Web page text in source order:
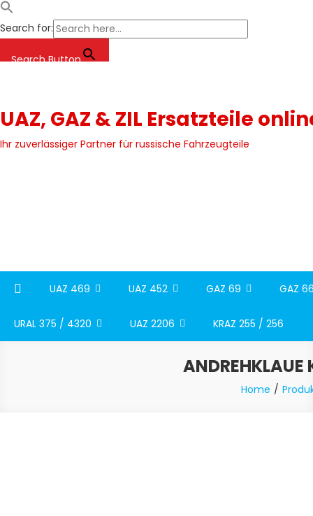
Search for:
Search Button
UAZ, GAZ & ZIL Ersatzteile
Ihr zuverlässiger Partner für russische Fahrzeugteile
UAZ 469 UAZ 452 GAZ 69 GAZ
URAL 375 / 4320 UAZ 2206 KRAZ 255 / 256
Home